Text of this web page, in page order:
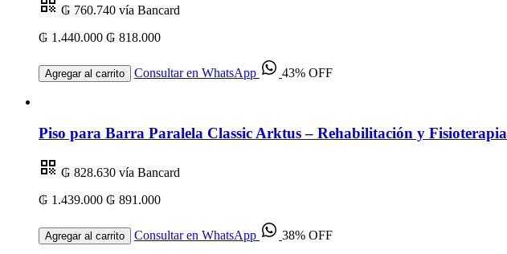
₲ 760.740 vía Bancard
₲ 1.440.000 ₲ 818.000
Agregar al carrito Consultar en WhatsApp 43% OFF
Piso para Barra Paralela Classic Arktus – Rehabilitación y Fisioterapia
₲ 828.630 vía Bancard
₲ 1.439.000 ₲ 891.000
Agregar al carrito Consultar en WhatsApp 38% OFF